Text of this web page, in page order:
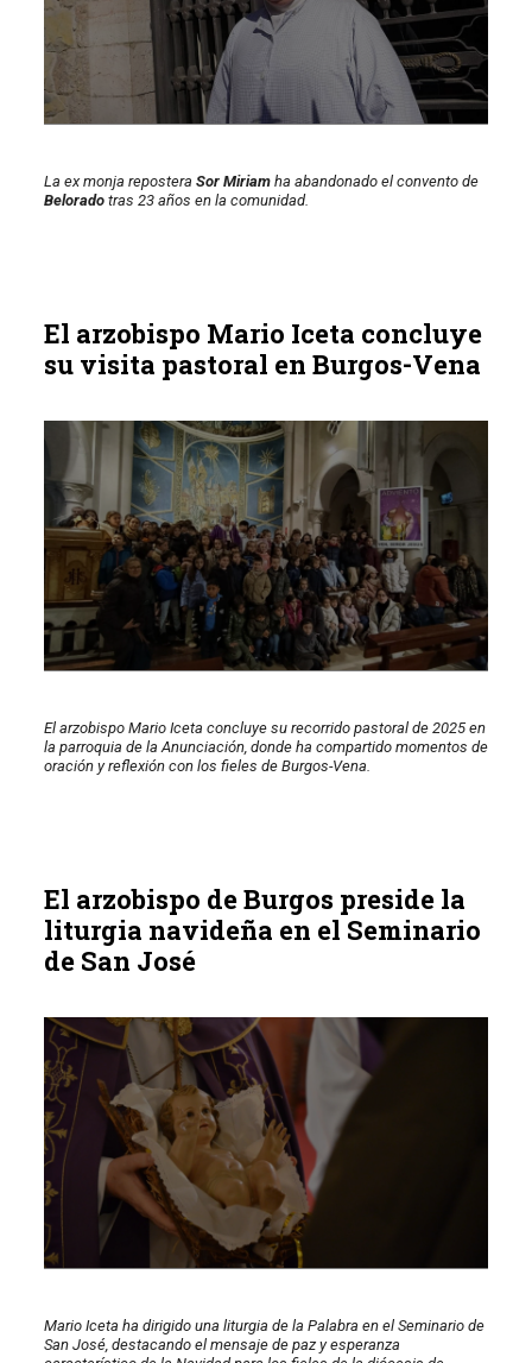
La ex monja repostera Sor Miriamha abandonado el convento de
Beloradotras 23 años en la comunidad.
El arzobispo Mario Iceta concluye
su visita pastoral en Burgos-Vena
El arzobispo Mario Iceta concluye su recorrido pastoral de 2025 en
la parroquia de la Anunciación, donde ha compartido momentos de
oración y reflexión con los fieles de Burgos-Vena.
El arzobispo de Burgos preside la
liturgia navideña en el Seminario
de San José
Mario Iceta ha dirigido una liturgia de la Palabra en el Seminario de
San José, destacando el mensaje de paz y esperanza